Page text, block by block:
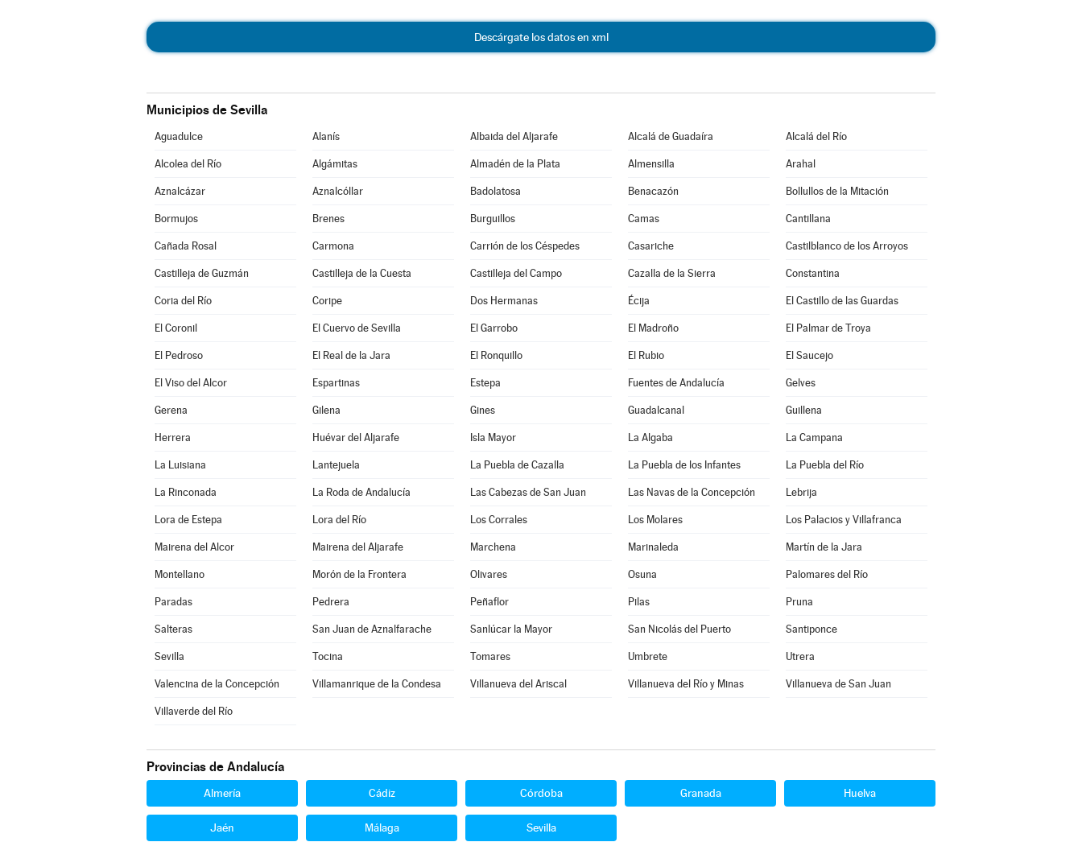
Descárgate los datos en xml
Municipios de Sevilla
Aguadulce Alanís Albaida del Aljarafe Alcalá de Guadaíra Alcalá del Río
Alcolea del Río Algámitas Almadén de la Plata Almensilla Arahal
Aznalcázar Aznalcóllar Badolatosa Benacazón Bollullos de la Mitación
Bormujos Brenes Burguillos Camas Cantillana
Cañada Rosal Carmona Carrión de los Céspedes Casariche Castilblanco de los Arroyos
Castilleja de Guzmán Castilleja de la Cuesta Castilleja del Campo Cazalla de la Sierra Constantina
Coria del Río Coripe Dos Hermanas Écija El Castillo de las Guardas
El Coronil El Cuervo de Sevilla El Garrobo El Madroño El Palmar de Troya
El Pedroso El Real de la Jara El Ronquillo El Rubio El Saucejo
El Viso del Alcor Espartinas Estepa Fuentes de Andalucía Gelves
Gerena Gilena Gines Guadalcanal Guillena
Herrera Huévar del Aljarafe Isla Mayor La Algaba La Campana
La Luisiana Lantejuela La Puebla de Cazalla La Puebla de los Infantes La Puebla del Río
La Rinconada La Roda de Andalucía Las Cabezas de San Juan Las Navas de la Concepción Lebrija
Lora de Estepa Lora del Río Los Corrales Los Molares Los Palacios y Villafranca
Mairena del Alcor Mairena del Aljarafe Marchena Marinaleda Martín de la Jara
Montellano Morón de la Frontera Olivares Osuna Palomares del Río
Paradas Pedrera Peñaflor Pilas Pruna
Salteras San Juan de Aznalfarache Sanlúcar la Mayor San Nicolás del Puerto Santiponce
Sevilla Tocina Tomares Umbrete Utrera
Valencina de la Concepción Villamanrique de la Condesa Villanueva del Ariscal Villanueva del Río y Minas Villanueva de San Juan
Villaverde del Río
Provincias de Andalucía
Almería Cádiz Córdoba Granada Huelva
Jaén Málaga Sevilla